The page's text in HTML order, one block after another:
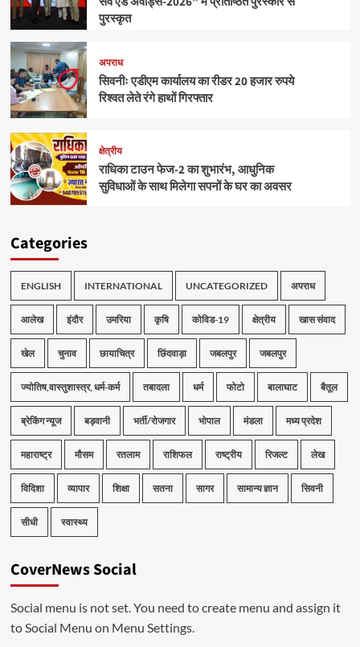
पुरस्कृत
अपराध
सिवनीः एडीएम कार्यालय का रीडर 20 हजार रुपये
रिश्वत लेते रंगे हाथों गिरफ्तार
क्षेत्रीय
राधिका टाउन फेज-2 का शुभारंभ, आधुनिक
सुविधाओं के साथ मिलेगा सपनों के घर का अवसर
Categories
ENGLISH INTERNATIONAL UNCATEGORIZED अपराध
आलेख इंदौर उमरिया कृषि कोविड-19 क्षेत्रीय खास संवाद
खेल चुनाव छायाचित्र छिंदवाड़ा जबलपुर जबलपुर
ज्योतिष,वास्तुशास्त्र, धर्म-कर्म तबादला धर्म फोटो बालाघाट बैतूल
ब्रेकिंग न्यूज बड़वानी भर्ती/रोजगार भोपाल मंडला मध्य प्रदेश
महाराष्ट्र मौसम रतलाम राशिफल राष्ट्रीय रिजल्ट लेख
विदिशा व्यापार शिक्षा सतना सागर सामान्य ज्ञान सिवनी
सीधी स्वास्थ्य
CoverNews Social
Social menu is not set. You need to create menu and assign it
to Social Menu on Menu Settings.